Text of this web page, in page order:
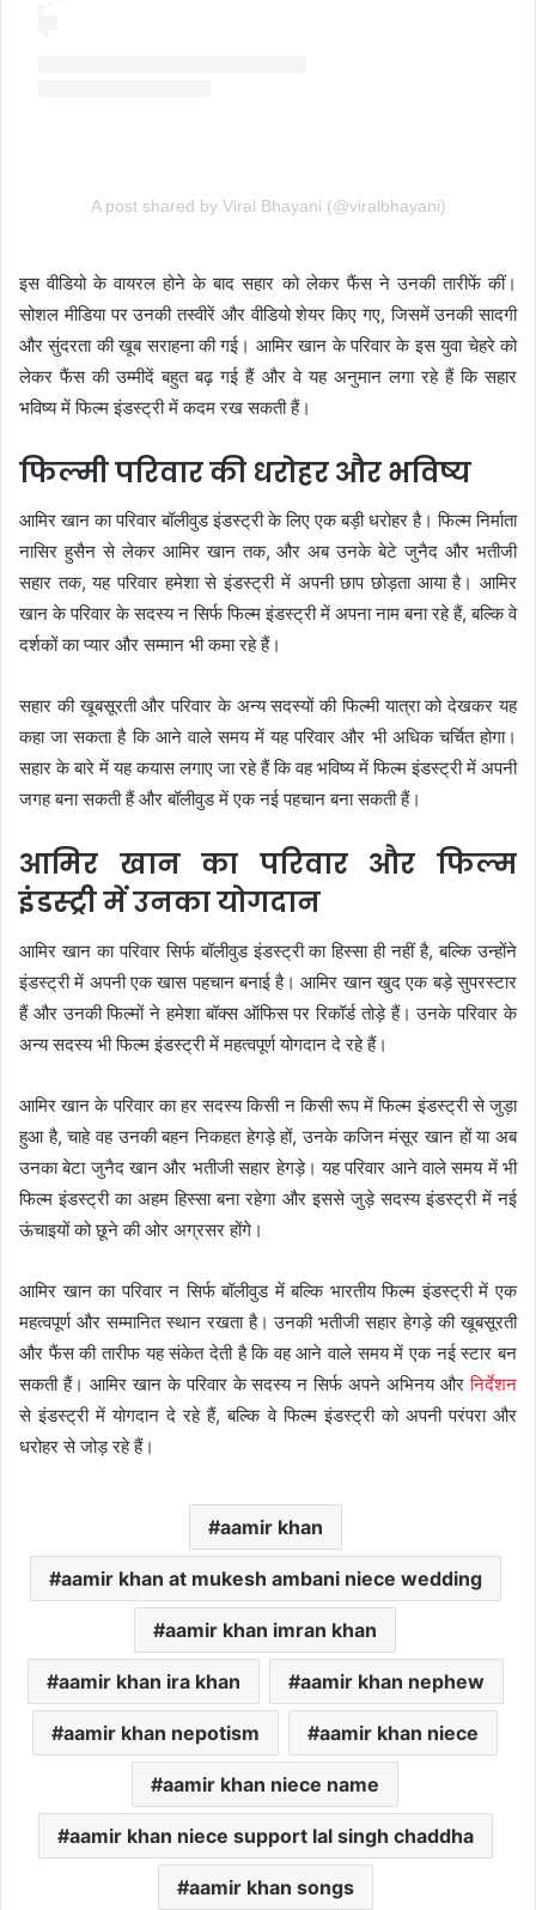
A post shared by Viral Bhayani (@viralbhayani)
इस वीडियो के वायरल होने के बाद सहार को लेकर फैंस ने उनकी तारीफें कीं।
सोशल मीडिया पर उनकी तस्वीरें और वीडियो शेयर किए गए, जिसमें उनकी सादगी
और सुंदरता की खूब सराहना की गई। आमिर खान के परिवार के इस युवा चेहरे को
लेकर फैंस की उम्मीदें बहुत बढ़ गई हैं और वे यह अनुमान लगा रहे हैं कि सहार
भविष्य में फिल्म इंडस्ट्री में कदम रख सकती हैं।
फिल्मी परिवार की धरोहर और भविष्य
आमिर खान का परिवार बॉलीवुड इंडस्ट्री के लिए एक बड़ी धरोहर है। फिल्म निर्माता
नासिर हुसैन से लेकर आमिर खान तक, और अब उनके बेटे जुनैद और भतीजी
सहार तक, यह परिवार हमेशा से इंडस्ट्री में अपनी छाप छोड़ता आया है। आमिर
खान के परिवार के सदस्य न सिर्फ फिल्म इंडस्ट्री में अपना नाम बना रहे हैं, बल्कि वे
दर्शकों का प्यार और सम्मान भी कमा रहे हैं।
सहार की खूबसूरती और परिवार के अन्य सदस्यों की फिल्मी यात्रा को देखकर यह
कहा जा सकता है कि आने वाले समय में यह परिवार और भी अधिक चर्चित होगा।
सहार के बारे में यह कयास लगाए जा रहे हैं कि वह भविष्य में फिल्म इंडस्ट्री में अपनी
जगह बना सकती हैं और बॉलीवुड में एक नई पहचान बना सकती हैं।
आमिर खान का परिवार और फिल्म
इंडस्ट्री में उनका योगदान
आमिर खान का परिवार सिर्फ बॉलीवुड इंडस्ट्री का हिस्सा ही नहीं है, बल्कि उन्होंने
इंडस्ट्री में अपनी एक खास पहचान बनाई है। आमिर खान खुद एक बड़े सुपरस्टार
हैं और उनकी फिल्मों ने हमेशा बॉक्स ऑफिस पर रिकॉर्ड तोड़े हैं। उनके परिवार के
अन्य सदस्य भी फिल्म इंडस्ट्री में महत्वपूर्ण योगदान दे रहे हैं।
आमिर खान के परिवार का हर सदस्य किसी न किसी रूप में फिल्म इंडस्ट्री से जुड़ा
हुआ है, चाहे वह उनकी बहन निकहत हेगड़े हों, उनके कजिन मंसूर खान हों या अब
उनका बेटा जुनैद खान और भतीजी सहार हेगड़े। यह परिवार आने वाले समय में भी
फिल्म इंडस्ट्री का अहम हिस्सा बना रहेगा और इससे जुड़े सदस्य इंडस्ट्री में नई
ऊंचाइयों को छूने की ओर अग्रसर होंगे।
आमिर खान का परिवार न सिर्फ बॉलीवुड में बल्कि भारतीय फिल्म इंडस्ट्री में एक
महत्वपूर्ण और सम्मानित स्थान रखता है। उनकी भतीजी सहार हेगड़े की खूबसूरती
और फैंस की तारीफ यह संकेत देती है कि वह आने वाले समय में एक नई स्टार बन
सकती हैं। आमिर खान के परिवार के सदस्य न सिर्फ अपने अभिनय औरनिर्देशन
से इंडस्ट्री में योगदान दे रहे हैं, बल्कि वे फिल्म इंडस्ट्री को अपनी परंपरा और
धरोहर से जोड़ रहे हैं।
aamir khan
aamir khan at mukesh ambani niece wedding
aamir khan imran khan
aamir khan ira khan aamir khan nephew
aamir khan nepotism aamir khan niece
aamir khan niece name
aamir khan niece support lal singh chaddha
aamir khan songs